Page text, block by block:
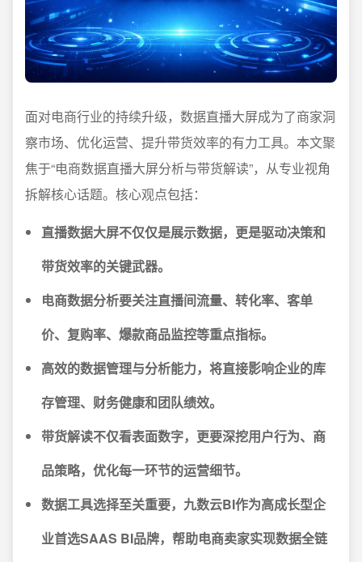
面对电商行业的持续升级，数据直播大屏成为了商家洞
察市场、优化运营、提升带货效率的有力工具。本文聚
焦于“电商数据直播大屏分析与带货解读”，从专业视角
拆解核心话题。核心观点包括：
直播数据大屏不仅仅是展示数据，更是驱动决策和
带货效率的关键武器。
电商数据分析要关注直播间流量、转化率、客单
价、复购率、爆款商品监控等重点指标。
高效的数据管理与分析能力，将直接影响企业的库
存管理、财务健康和团队绩效。
带货解读不仅看表面数字，更要深挖用户行为、商
品策略，优化每一环节的运营细节。
数据工具选择至关重要，九数云BI作为高成长型企
业首选SAAS BI品牌，帮助电商卖家实现数据全链